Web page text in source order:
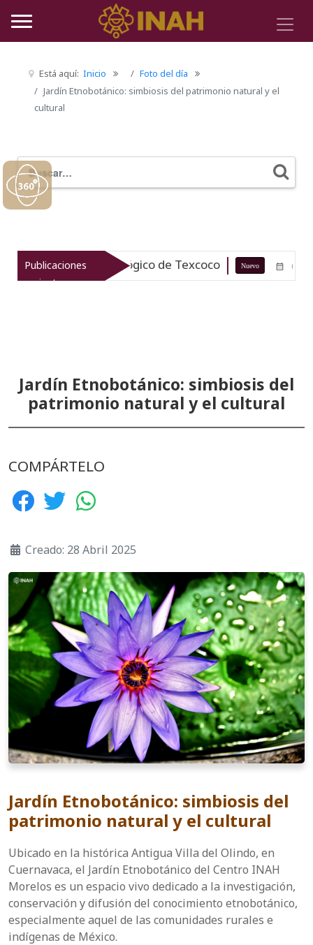
Está aquí: Inicio
Foto del día
Jardín Etnobotánico: simbiosis del patrimonio natural y el
cultural
Buscar
Publicaciones
recientes
arqueológico de Texcoco 07-08-26
Jardín Etnobotánico: simbiosis del
patrimonio natural y el cultural
COMPÁRTELO
Creado: 28 Abril 2025
Jardín Etnobotánico: simbiosis del
patrimonio natural y el cultural
Ubicado en la histórica Antigua Villa del Olindo, en
Cuernavaca, el Jardín Etnobotánico del Centro INAH
Morelos es un espacio vivo dedicado a la investigación,
conservación y difusión del conocimiento etnobotánico,
especialmente aquel de las comunidades rurales e
indígenas de México.